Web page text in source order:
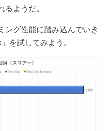
るようだ。
グ性能に踏み込んでいき
を試してみよう。